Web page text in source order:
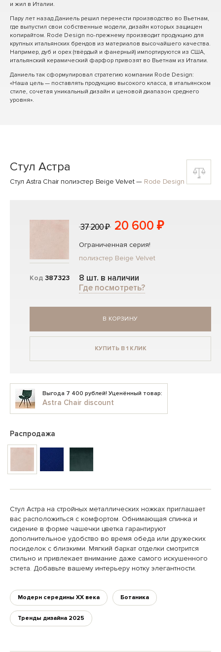
и жил в Италии.
Пару лет назад Даниель решил перенести производство во Вьетнам,
где выпустил свои собственные модели, дизайн которых защищен
копирайтом. Rode Design по-прежнему производит продукцию для
крупных итальянских брендов из материалов высочайшего качества.
Например, дуб и орех (твёрдый и фанерный) импортируются из США,
итальянский керамический фарфор привозят во Вьетнам из Италии.
Даниель так сформулировал стратегию компании Rode Design:
«Наша цель — поставлять продукцию высокого класса, в итальянском
стиле, сочетая уникальный дизайн и ценовой диапазон среднего
уровня».
Стул Астра
Стул Astra Chair полиэстер Beige Velvet— Rode Design
Код 387323
37 200 ₽ 20 600 ₽
Ограниченная серия!
полиэстер Beige Velvet
8 шт. в наличии
Где посмотреть?
В КОРЗИНУ
КУПИТЬ В 1 КЛИК
Выгода 7 400 рублей! Уценённый товар:
Astra Chair discount
Распродажа
Стул Астра на стройных металлических ножках приглашает
вас расположиться с комфортом. Обнимающая спинка и
сидение в форме чашечки цветка гарантируют
дополнительное удобство во время обеда или дружеских
посиделок с близкими. Мягкий бархат отделки смотрится
стильно и привлекает внимание даже самого искушенного
эстета. Добавьте вашему интерьеру нотку элегантности.
Модерн середины XX века Ботаника
Тренды дизайна 2025